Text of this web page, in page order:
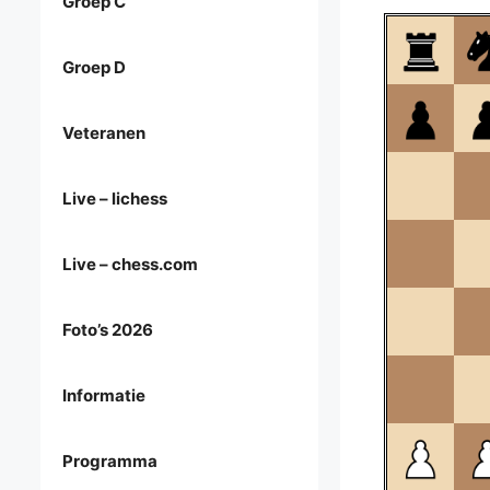
Groep D
Veteranen
Live – lichess
Live – chess.com
Foto’s 2026
Informatie
Programma